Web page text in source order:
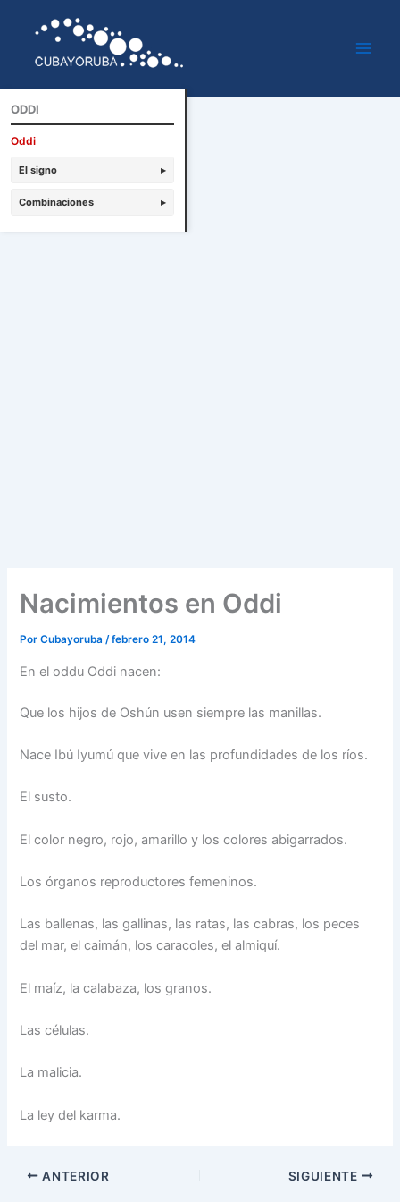
contenido
Nacimientos en Oddi
PorCubayoruba/febrero 21, 2014
En el oddu Oddi nacen:
Que los hijos de Oshún usen siempre las manillas.
Nace Ibú Iyumú que vive en las profundidades de los ríos.
El susto.
El color negro, rojo, amarillo y los colores abigarrados.
Los órganos reproductores femeninos.
Las ballenas, las gallinas, las ratas, las cabras, los peces
del mar, el caimán, los caracoles, el almiquí.
El maíz, la calabaza, los granos.
Las células.
La malicia.
La ley del karma.
ANTERIOR SIGUIENTE
ODDI
Oddi
El signo ▸
Combinaciones ▸